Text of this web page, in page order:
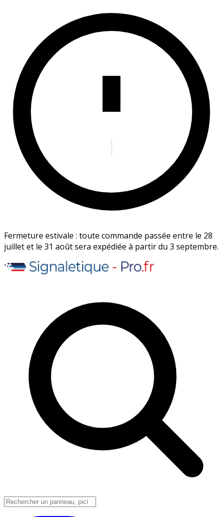
Fermeture estivale : toute commande passée entre le 28
juillet et le 31 août sera expédiée à partir du 3 septembre.